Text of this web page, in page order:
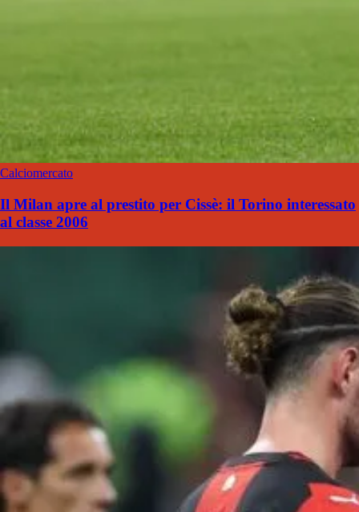
Calciomercato
Il Milan apre al prestito per Cissè: il Torino interessato
al classe 2006